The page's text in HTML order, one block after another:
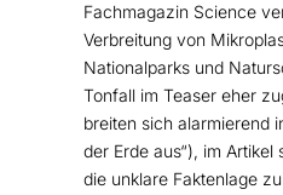
Fachmagazin Science
Verbreitung von
Nationalparks und
Tonfall im Teaser eher
breiten sich alarmierend
der Erde aus“), im
die unklare Faktenlage